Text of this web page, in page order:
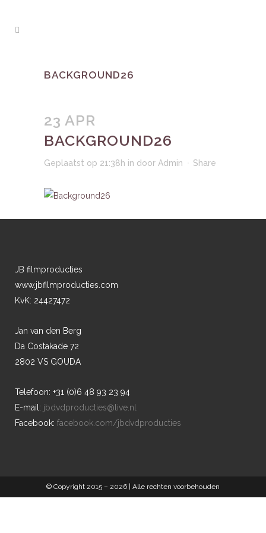
BACKGROUND26
23 APR
BACKGROUND26
Geplaatst op 21:38h in door Admin Share
JB filmproducties
www.jbfilmproducties.com
KvK: 24427472
Jan van den Berg
Da Costakade 72
2802 VS GOUDA
Telefoon: +31 (0)6 48 93 23 94
E-mail: jbdvdproducties@live.nl
Facebook: facebook.com/jbdvdproducties
© Copyright 2015 – 2026 | Alle rechten voorbehouden